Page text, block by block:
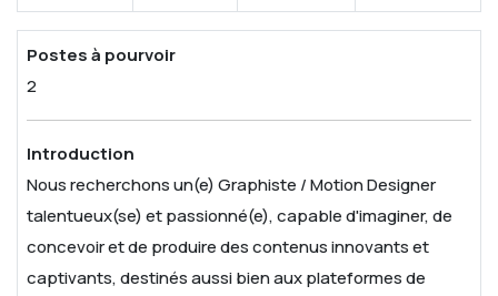
Postes à pourvoir
2
Introduction
Nous recherchons un(e) Graphiste / Motion Designer
talentueux(se) et passionné(e), capable d'imaginer, de
concevoir et de produire des contenus innovants et
captivants, destinés aussi bien aux plateformes de